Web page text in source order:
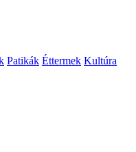
Patikák Éttermek Kultúra